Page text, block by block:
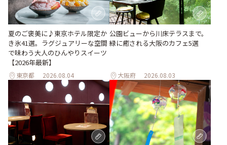
夏のご褒美に♪東京ホテル限定か
き氷41選。ラグジュアリーな空間
で味わう大人のひんやりスイーツ
【2026年最新】
東京都 2026.08.04
公園ビューから川床テラスまで。
緑に癒される大阪のカフェ5選
大阪府 2026.08.03